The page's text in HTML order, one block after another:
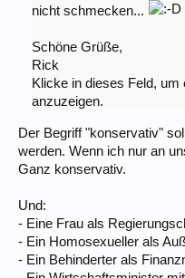
nicht schmecken...
Schöne Grüße,
Rick
Klicke in dieses Feld,
anzuzeigen.
Der Begriff "konservativ"
werden. Wenn ich nur an
Ganz konservativ.
Und:
- Eine Frau als
- Ein Homosexueller als
- Ein Behinderter als